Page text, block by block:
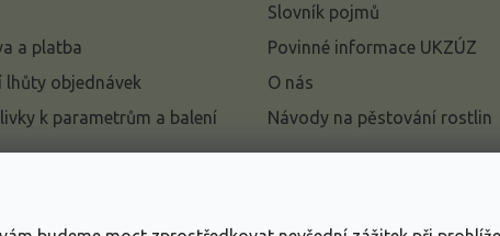
a platba
lhůty objednávek
k parametrům a balení
Slovník pojmů
Povinné informace UKZÚZ
O nás
Návody na pěstování rostlin